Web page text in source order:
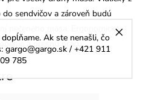
Ak ste nenašli, čo
gargo@gargo.sk / +421 911
785
sendvičov a zároveň budú
pečeného mäsa. Ergonomické
a presnú prácu.